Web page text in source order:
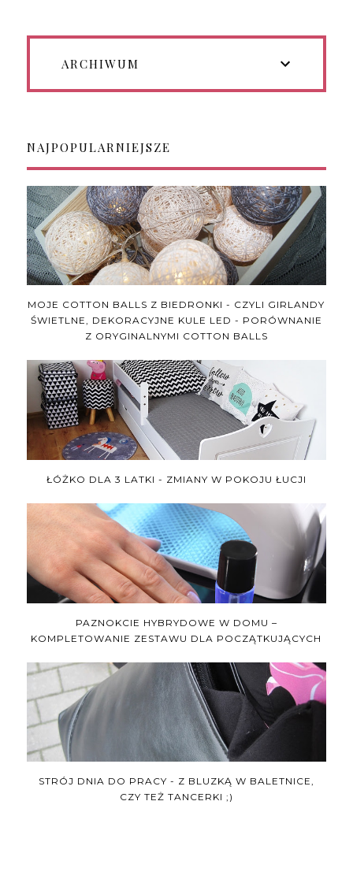
ARCHIWUM
NAJPOPULARNIEJSZE
MOJE COTTON BALLS Z BIEDRONKI - CZYLI GIRLANDY
ŚWIETLNE, DEKORACYJNE KULE LED - PORÓWNANIE
Z ORYGINALNYMI COTTON BALLS
ŁÓŻKO DLA 3 LATKI - ZMIANY W POKOJU ŁUCJI
PAZNOKCIE HYBRYDOWE W DOMU –
KOMPLETOWANIE ZESTAWU DLA POCZĄTKUJĄCYCH
STRÓJ DNIA DO PRACY - Z BLUZKĄ W BALETNICE,
CZY TEŻ TANCERKI ;)